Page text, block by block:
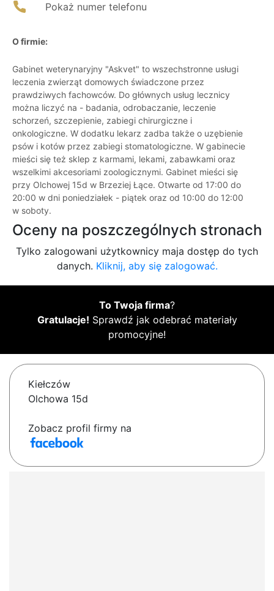
Pokaż numer telefonu
O firmie:
Gabinet weterynaryjny "Askvet" to wszechstronne usługi
leczenia zwierząt domowych świadczone przez
prawdziwych fachowców. Do głównych usług lecznicy
można liczyć na - badania, odrobaczanie, leczenie
schorzeń, szczepienie, zabiegi chirurgiczne i
onkologiczne. W dodatku lekarz zadba także o uzębienie
psów i kotów przez zabiegi stomatologiczne. W gabinecie
mieści się też sklep z karmami, lekami, zabawkami oraz
wszelkimi akcesoriami zoologicznymi. Gabinet mieści się
przy Olchowej 15d w Brzeziej Łące. Otwarte od 17:00 do
20:00 w dni poniedziałek - piątek oraz od 10:00 do 12:00
w soboty.
Oceny na poszczególnych stronach
Tylko zalogowani użytkownicy maja dostęp do tych
danych. Kliknij, aby się zalogować.
To Twoja firma?
Gratulacje! Sprawdź jak odebrać materiały
promocyjne!
Kiełczów
Olchowa 15d
Zobacz profil firmy na